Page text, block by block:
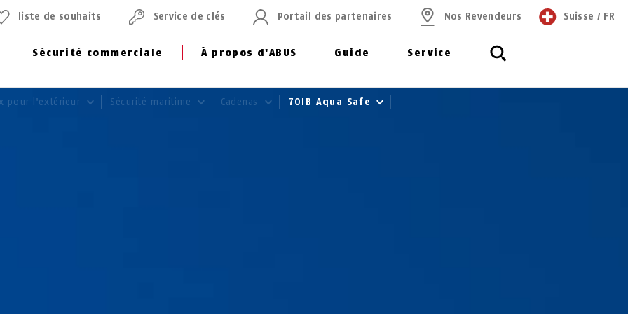
Sécurité commerciale À propos d'ABUS Guide Service
liste de souhaits Service de clés Portail des partenaires Nos Revendeurs Suisse / FR
pour l'extérieur Sécurité maritime Cadenas 70IB Aqua Safe